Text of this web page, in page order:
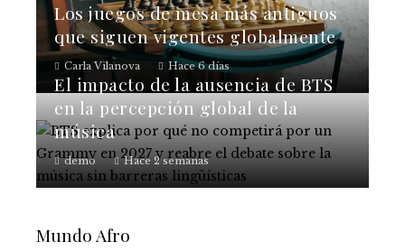
Los juegos de mesa más antiguos
que siguen vigentes globalmente
Carla Vilanova Hace 6 días
El impacto de la ausencia de BTS
en la percepción global de la
música
demo Hace 2 semanas
Mundo Afro